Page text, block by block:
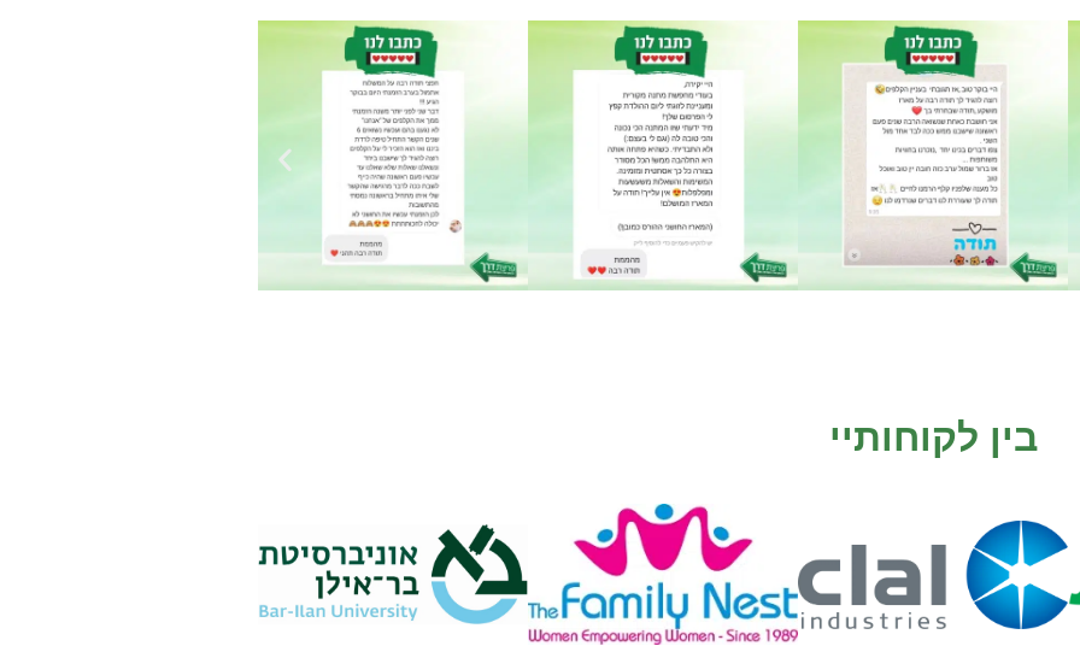
בין לקוחותיי